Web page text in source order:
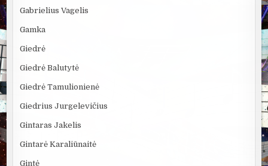
Gabrielius Vagelis
Gamka
Giedrė
Giedrė Balutytė
Giedrė Tamulionienė
Giedrius Jurgelevičius
Gintaras Jakelis
Gintarė Karaliūnaitė
Gintė